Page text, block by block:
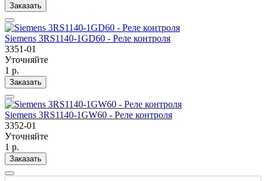
Заказать
Siemens 3RS1140-1GD60 - Реле контроля
3351-01
Уточняйте
1 р.
Заказать
Siemens 3RS1140-1GW60 - Реле контроля
3352-01
Уточняйте
1 р.
Заказать